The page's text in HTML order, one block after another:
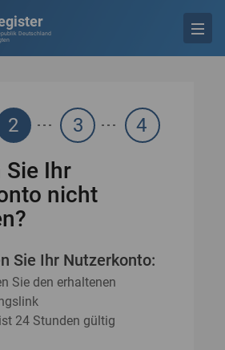
Deutschland
2 3 4
Sie Ihr
nicht
Sie Ihr Nutzerkonto:
Sie den erhaltenen
24 Stunden gültig